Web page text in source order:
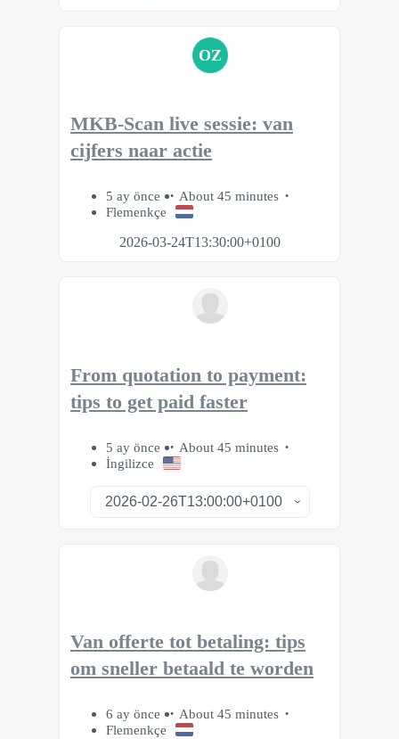
OZ
MKB-Scan live sessie: van
cijfers naar actie
5 ay önce
About 45 minutes
Flemenkçe
2026-03-24T13:30:00+0100
From quotation to payment:
tips to get paid faster
5 ay önce
About 45 minutes
İngilizce
Van offerte tot betaling: tips
om sneller betaald te worden
6 ay önce
About 45 minutes
Flemenkçe